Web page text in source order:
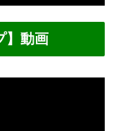
】動画